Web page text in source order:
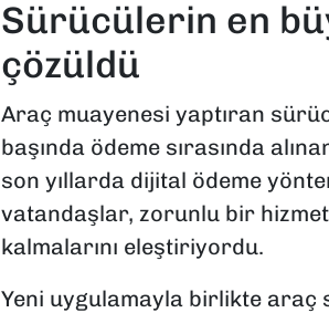
Sürücülerin en
çözüldü
Araç muayenesi yaptıran
başında ödeme sırasında
son yıllarda dijital ödeme
vatandaşlar, zorunlu bir
kalmalarını eleştiriyordu.
Yeni uygulamayla birlikte araç